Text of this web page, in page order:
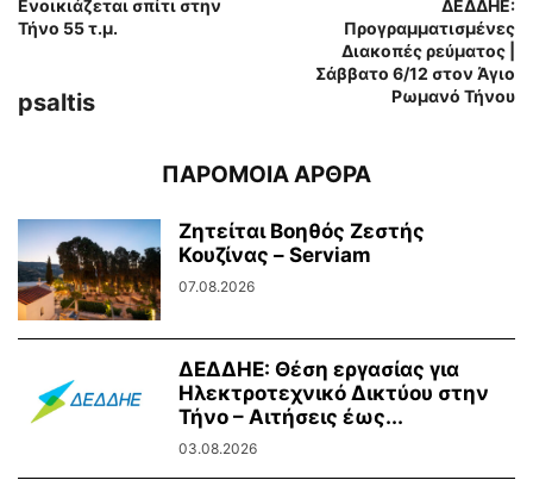
Ενοικιάζεται σπίτι στην
Τήνο 55 τ.μ.
ΔΕΔΔΗΕ:
Προγραμματισμένες
Διακοπές ρεύματος |
Σάββατο 6/12 στον Άγιο
Ρωμανό Τήνου
psaltis
ΠΑΡΟΜΟΙΑ ΑΡΘΡΑ
Ζητείται Βοηθός Ζεστής
Κουζίνας – Serviam
07.08.2026
ΔΕΔΔΗΕ: Θέση εργασίας για
Ηλεκτροτεχνικό Δικτύου στην
Τήνο – Αιτήσεις έως...
03.08.2026